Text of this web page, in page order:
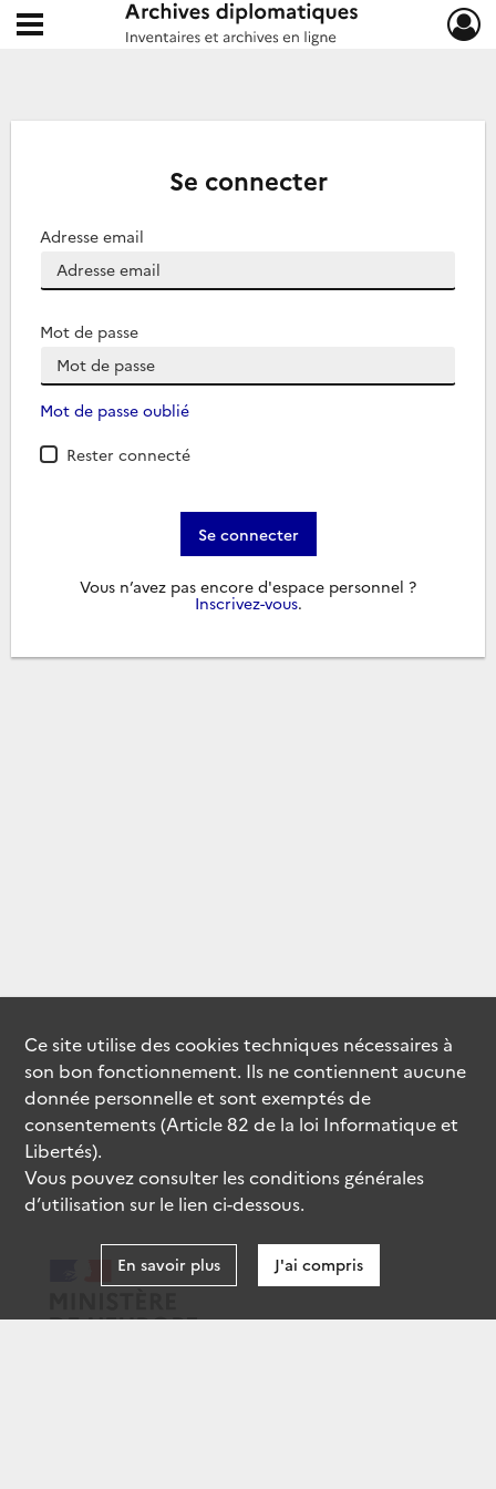
Archives diplomatiques
Ouvrir le menu déroulant
Se connecter
Adresse email
Mot de passe
Mot de passe oublié
Rester connecté
Se connecter
Vous n’avez pas encore d'espace personnel ?
Inscrivez-vous.
Ce site utilise descookiestechniques nécessaires à
son bon fonctionnement. Ils ne contiennent aucune
donnée personnelle et sont exemptés de
consentements (Article 82 de la loi Informatique et
Libertés).
Vous pouvez consulter les conditions générales
d’utilisation sur le lien ci-dessous.
En savoir plus J'ai compris